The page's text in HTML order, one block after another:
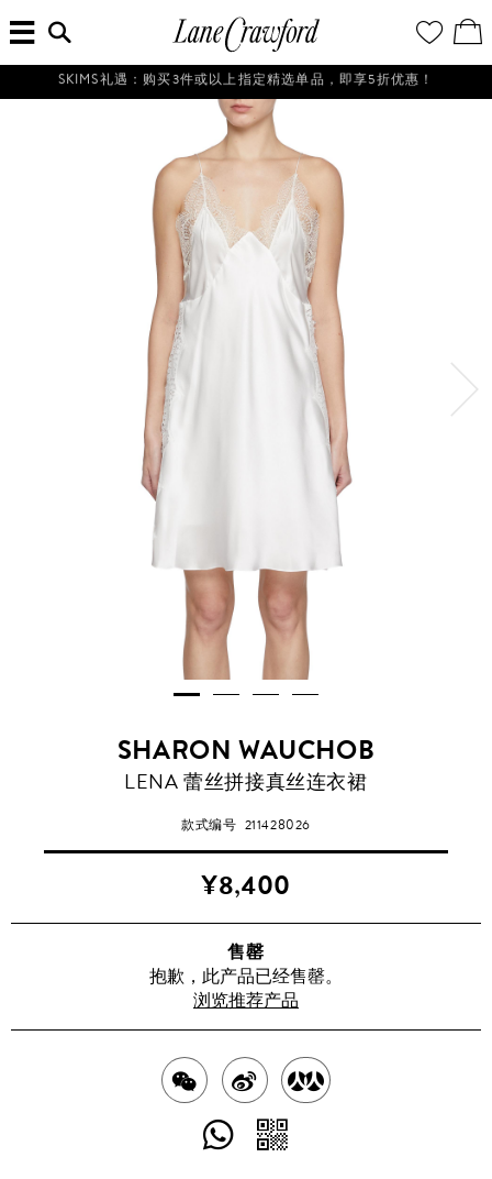
佛
探
的
尚
的
愿
望
单
看
／
修
购
单
入
搜
索
信
息...
SKIMS礼遇：购买3件或以上指定精选单品，即享5折优惠！
SHARON WAUCHOB
LENA 蕾丝拼接真丝连衣裙
款式编号 211428026
¥8,400
售罄
抱歉，此产品已经售罄。
浏览推荐产品
分
享
分
享
分
分